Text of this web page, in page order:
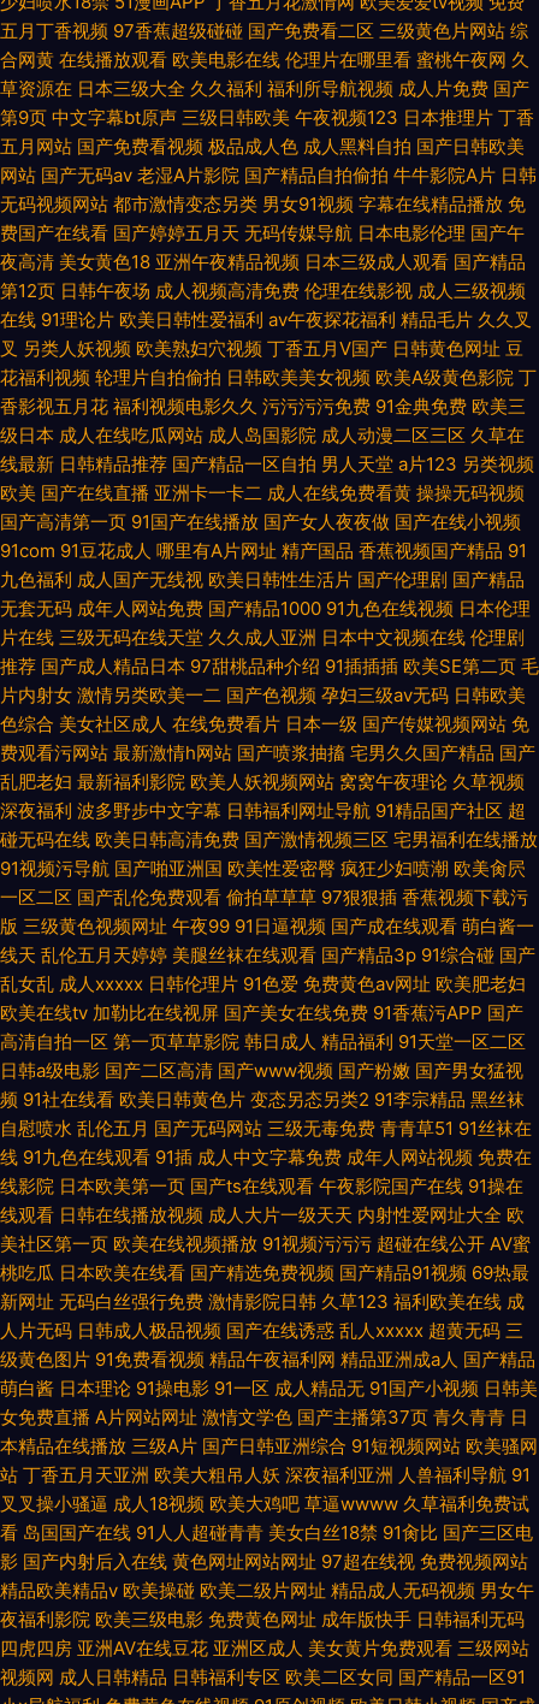
五月丁香视频 97香蕉超级碰碰 国产免费看二区 三级黄色片网站 综
合网黄 在线播放观看 欧美电影在线 伦理片在哪里看 蜜桃午夜网 久
草资源在 日本三级大全 久久福利 福利所导航视频 成人片免费 国产
第9页 中文字幕bt原声 三级日韩欧美 午夜视频123 日本推理片 丁香
五月网站 国产免费看视频 极品成人色 成人黑料自拍 国产日韩欧美
网站 国产无码av 老湿A片影院 国产精品自拍偷拍 牛牛影院A片 日韩
无码视频网站 都市激情变态另类 男女91视频 字幕在线精品播放 免
费国产在线看 国产婷婷五月天 无码传媒导航 日本电影伦理 国产午
夜高清 美女黄色18 亚洲午夜精品视频 日本三级成人观看 国产精品
第12页 日韩午夜场 成人视频高清免费 伦理在线影视 成人三级视频
在线 91理论片 欧美日韩性爱福利 av午夜探花福利 精品毛片 久久叉
叉 另类人妖视频 欧美熟妇穴视频 丁香五月V国产 日韩黄色网址 豆
花福利视频 轮理片自拍偷拍 日韩欧美美女视频 欧美A级黄色影院 丁
香影视五月花 福利视频电影久久 污污污污免费 91金典免费 欧美三
级日本 成人在线吃瓜网站 成人岛国影院 成人动漫二区三区 久草在
线最新 日韩精品推荐 国产精品一区自拍 男人天堂 a片123 另类视频
欧美 国产在线直播 亚洲卡一卡二 成人在线免费看黄 操操无码视频
国产高清第一页 91国产在线播放 国产女人夜夜做 国产在线小视频
91com 91豆花成人 哪里有A片网址 精产国品 香蕉视频国产精品 91
九色福利 成人国产无线视 欧美日韩性生活片 国产伦理剧 国产精品
无套无码 成年人网站免费 国产精品1000 91九色在线视频 日本伦理
片在线 三级无码在线天堂 久久成人亚洲 日本中文视频在线 伦理剧
推荐 国产成人精品日本 97甜桃品种介绍 91插插插 欧美SE第二页 毛
片内射女 激情另类欧美一二 国产色视频 孕妇三级av无码 日韩欧美
色综合 美女社区成人 在线免费看片 日本一级 国产传媒视频网站 免
费观看污网站 最新激情h网站 国产喷浆抽搐 宅男久久国产精品 国产
乱肥老妇 最新福利影院 欧美人妖视频网站 窝窝午夜理论 久草视频
深夜福利 波多野步中文字幕 日韩福利网址导航 91精品国产社区 超
碰无码在线 欧美日韩高清免费 国产激情视频三区 宅男福利在线播放
91视频污导航 国产啪亚洲国 欧美性爱密臀 疯狂少妇喷潮 欧美肏屄
一区二区 国产乱伦免费观看 偷拍草草草 97狠狠插 香蕉视频下载污
版 三级黄色视频网址 午夜99 91日逼视频 国产成在线观看 萌白酱一
线天 乱伦五月天婷婷 美腿丝袜在线观看 国产精品3p 91综合碰 国产
乱女乱 成人xxxxx 日韩伦理片 91色爱 免费黄色av网址 欧美肥老妇
欧美在线tv 加勒比在线视屏 国产美女在线免费 91香蕉污APP 国产
高清自拍一区 第一页草草影院 韩日成人 精品福利 91天堂一区二区
日韩a级电影 国产二区高清 国产www视频 国产粉嫩 国产男女猛视
频 91社在线看 欧美日韩黄色片 变态另态另类2 91李宗精品 黑丝袜
自慰喷水 乱伦五月 国产无码网站 三级无毒免费 青青草51 91丝袜在
线 91九色在线观看 91插 成人中文字幕免费 成年人网站视频 免费在
线影院 日本欧美第一页 国产ts在线观看 午夜影院国产在线 91操在
线观看 日韩在线播放视频 成人大片一级天天 内射性爱网址大全 欧
美社区第一页 欧美在线视频播放 91视频污污污 超碰在线公开 AV蜜
桃吃瓜 日本欧美在线看 国产精选免费视频 国产精品91视频 69热最
新网址 无码白丝强行免费 激情影院日韩 久草123 福利欧美在线 成
人片无码 日韩成人极品视频 国产在线诱惑 乱人xxxxx 超黄无码 三
级黄色图片 91免费看视频 精品午夜福利网 精品亚洲成a人 国产精品
萌白酱 日本理论 91操电影 91一区 成人精品无 91国产小视频 日韩美
女免费直播 A片网站网址 激情文学色 国产主播第37页 青久青青 日
本精品在线播放 三级A片 国产日韩亚洲综合 91短视频网站 欧美骚网
站 丁香五月天亚洲 欧美大粗吊人妖 深夜福利亚洲 人兽福利导航 91
叉叉操小骚逼 成人18视频 欧美大鸡吧 草逼wwww 久草福利免费试
看 岛国国产在线 91人人超碰青青 美女白丝18禁 91肏比 国产三区电
影 国产内射后入在线 黄色网址网站网址 97超在线视 免费视频网站
精品欧美精品v 欧美操碰 欧美二级片网址 精品成人无码视频 男女午
夜福利影院 欧美三级电影 免费黄色网址 成年版快手 日韩福利无码
四虎四房 亚洲AV在线豆花 亚洲区成人 美女黄片免费观看 三级网站
视频网 成人日韩精品 日韩福利专区 欧美二区女同 国产精品一区91